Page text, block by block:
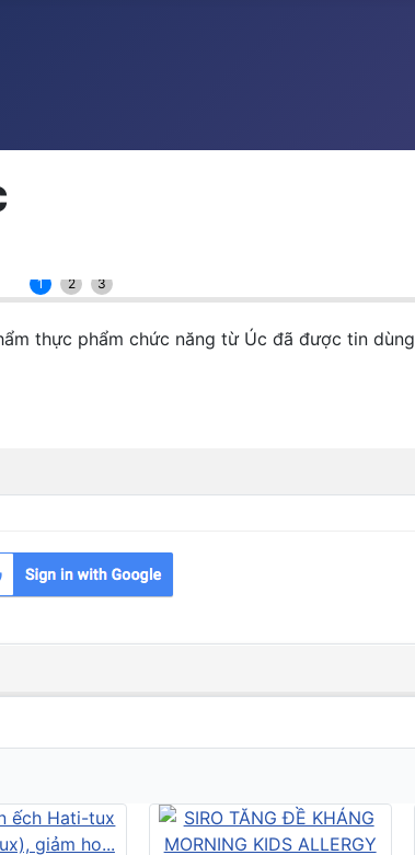
1 2 3
thực phẩm chức năng từ Úc đã được tin dùng